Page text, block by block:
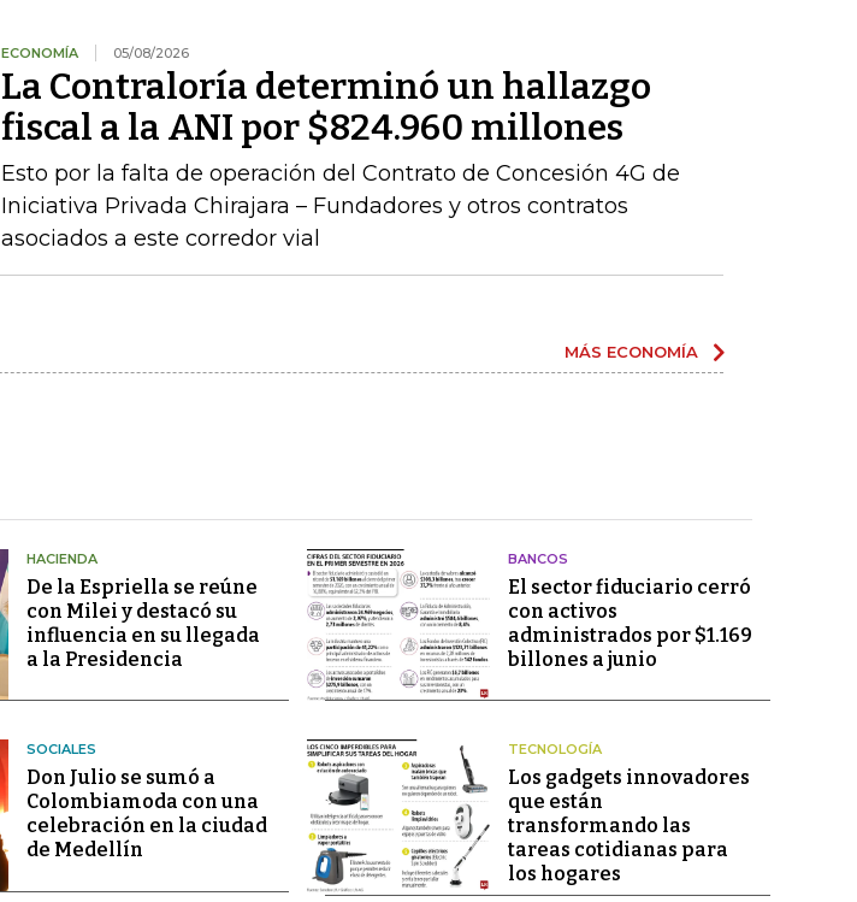
ECONOMÍA 05/08/2026
La Contraloría determinó un hallazgo
fiscal a la ANI por $824.960 millones
Esto por la falta de operación del Contrato de Concesión 4G de
Iniciativa Privada Chirajara – Fundadores y otros contratos
asociados a este corredor vial
MÁS ECONOMÍA
HACIENDA
De la Espriella se reúne
con Milei y destacó su
influencia en su llegada
a la Presidencia
BANCOS
El sector fiduciario cerró
con activos
administrados por $1.169
billones a junio
SOCIALES
Don Julio se sumó a
Colombiamoda con una
celebración en la ciudad
de Medellín
TECNOLOGÍA
Los gadgets innovadores
que están
transformando las
tareas cotidianas para
los hogares